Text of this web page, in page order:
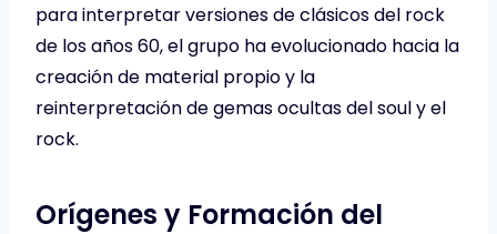
para interpretar versiones de clásicos del rock
de los años 60, el grupo ha evolucionado hacia la
creación de material propio y la
reinterpretación de gemas ocultas del soul y el
rock.​
Orígenes y Formación del